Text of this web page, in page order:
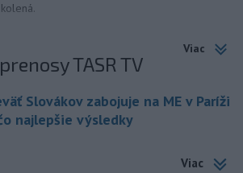
Viac
TASR TV
Slovákov zabojuje na ME v Paríži
najlepšie výsledky
Viac